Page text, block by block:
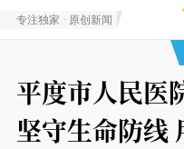
专注独家 · 原创新闻
平度市人民医
坚守生命防线